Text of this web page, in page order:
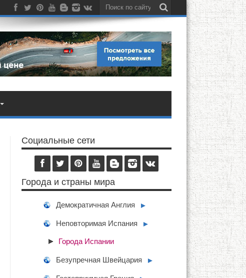
Социальные сети
Города и страны мира
Демократичная Англия ►
Неповторимая Испания ►
Города Испании
Безупречная Швейцария ►